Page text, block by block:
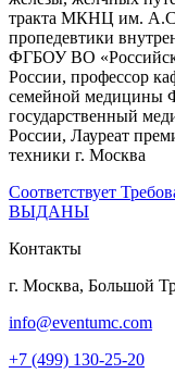
тракта МКНЦ им.
пропедевтики
ФГБОУ ВО
России, профессор
семейной
государственный
России, Лауреат
техники г. Москва
Соответствует
ВЫДАНЫ
Контакты
г. Москва, Большой
info@eventumc.com
+7 (499) 130-25-20